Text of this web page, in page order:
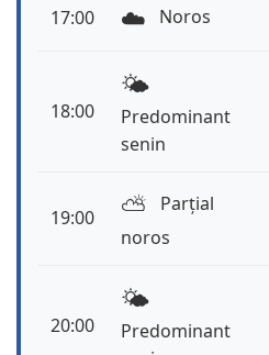
17:00 ☁️ Noros
18:00
🌤️
Predominant
senin
19:00 ⛅️
Parțial
noros
20:00
🌤️
Predominant